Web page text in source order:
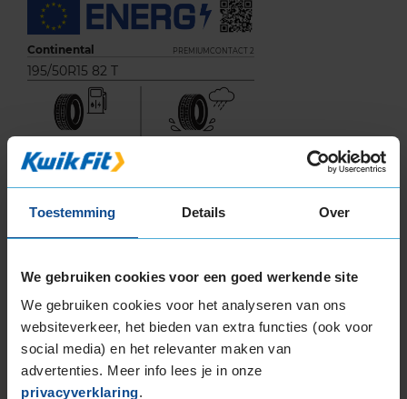
Toestemming Details Over
We gebruiken cookies voor een goed werkende site
We gebruiken cookies voor het analyseren van ons
websiteverkeer, het bieden van extra functies (ook voor
social media) en het relevanter maken van
advertenties. Meer info lees je in onze
privacyverklaring.
Continental PREMIUMCONTACT 2
195/50R15 82 T
71
AB C
Deze band is beoordeeld met het EU